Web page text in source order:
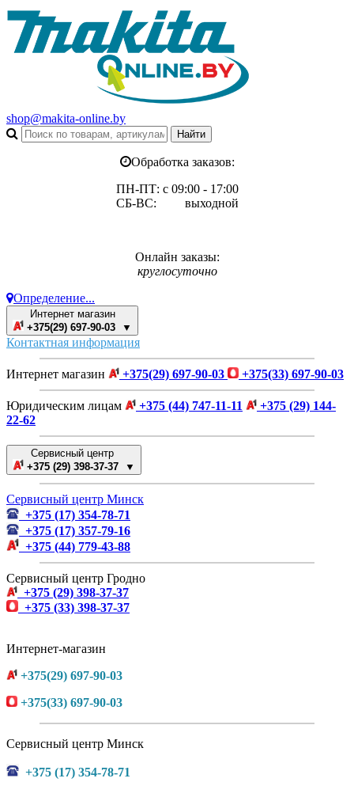
shop@makita-online.by
Обработка заказов:
ПН-ПТ: с 09:00 - 17:00
СБ-ВС: выходной
Онлайн заказы:
круглосуточно
Определение...
Интернет магазин
+375(29) 697-90-03 ▼
Контактная информация
Интернет магазин +375(29) 697-90-03 +375(33) 697-90-03
Юридическим лицам +375 (44) 747-11-11
+375 (29) 144-
22-62
Сервисный центр
+375 (29) 398-37-37 ▼
Сервисный центр Минск
+375 (17) 354-78-71
+375 (17) 357-79-16
+375 (44) 779-43-88
Сервисный центр Гродно
+375 (29) 398-37-37
+375 (33) 398-37-37
Интернет-магазин
+375(29) 697-90-03
+375(33) 697-90-03
Сервисный центр Минск
+375 (17) 354-78-71